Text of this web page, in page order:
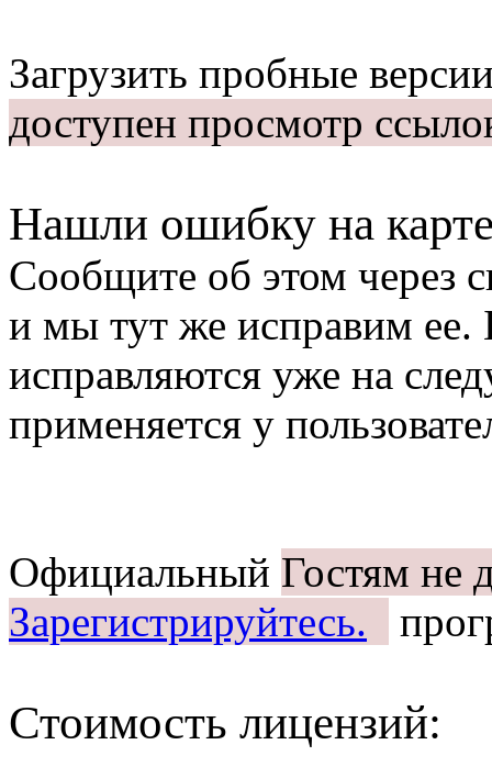
Загрузить пробные
доступен просмотр
Нашли ошибку на
Сообщите об этом через
и мы тут же исправим
исправляются уже на
применяется у
Официальный Гостям не
Зарегистрируйтесь.
Стоимость лицензий: